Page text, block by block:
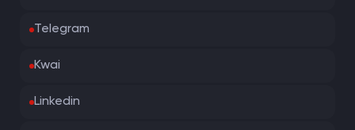
Telegram
Kwai
Linkedin